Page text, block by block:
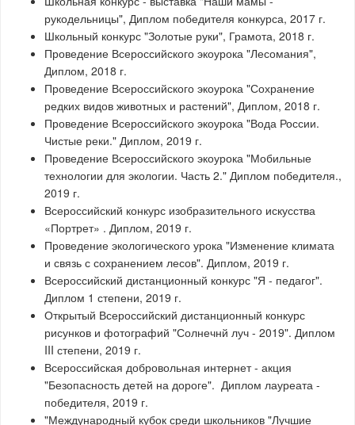
рукодельницы", Диплом победителя конкурса, 2017 г.
Школьный конкурс "Золотые руки", Грамота, 2018 г.
Проведение Всероссийского экоурока "Лесомания",
Диплом, 2018 г.
Проведение Всероссийского экоурока "Сохранение
редких видов животных и растений", Диплом, 2018 г.
Проведение Всероссийского экоурока "Вода России.
Чистые реки." Диплом, 2019 г.
Проведение Всероссийского экоурока "Мобильные
технологии для экологии. Часть 2." Диплом победителя.,
2019 г.
Всероссийский конкурс изобразительного искусства
«Портрет» . Диплом, 2019 г.
Проведение экологического урока "Изменение климата
и связь с сохранением лесов". Диплом, 2019 г.
Всероссийский дистанционный конкурс "Я - педагог".
Диплом 1 степени, 2019 г.
Открытый Всероссийский дистанционный конкурс
рисунков и фотографий "Солнечнй луч - 2019". Диплом
III степени, 2019 г.
Всероссийская добровольная интернет - акция
"Безопасность детей на дороге". Диплом лауреата -
победителя, 2019 г.
"Международный кубок среди школьников "Лучшие